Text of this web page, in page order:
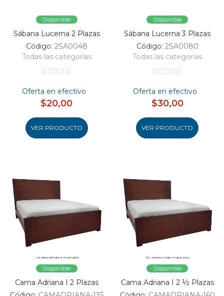
Disponible
Sábana Lucerna 2 Plazas
Código: 2SA0048
Todas las categorías
Oferta en efectivo
$20,00
VER PRODUCTO
Disponible
Sábana Lucerna 3 Plazas
Código: 2SA0080
Todas las categorías
Oferta en efectivo
$30,00
VER PRODUCTO
Disponible
Cama Adriana I 2 Plazas
Disponible
Cama Adriana I 2 ½ Plazas